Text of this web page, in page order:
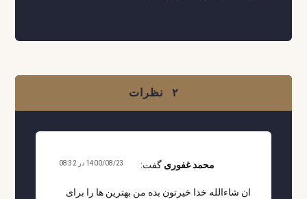
۲ نظرات
محمد غفوری گفت: 1400/08/23 در 08:32
ان شاءالله خدا خیرتون بده من بهترین ها را برای